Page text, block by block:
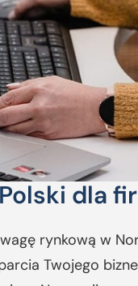
dla
rynkową w
Twojego